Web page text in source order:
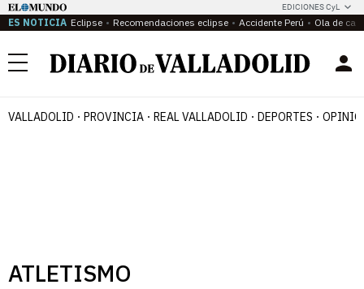
EDICIONES CyL
ES NOTICIA Eclipse Recomendaciones eclipse Accidente Perú Ola de
Menú
VALLADOLID PROVINCIA REAL VALLADOLID DEPORTES
ATLETISMO